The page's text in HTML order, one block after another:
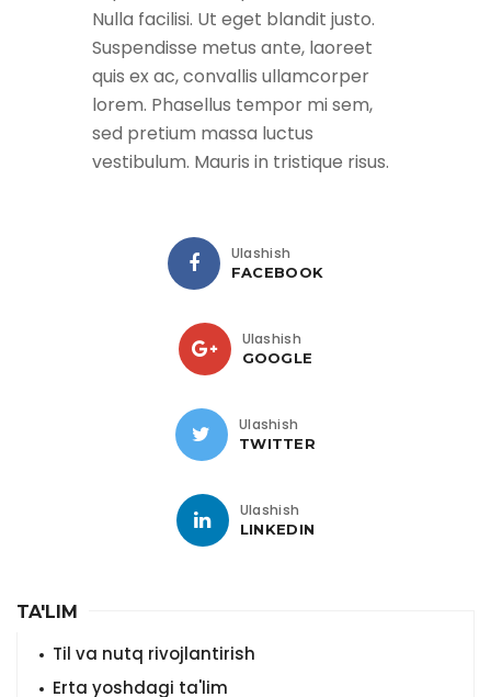
Nulla facilisi. Ut eget blandit justo.
Suspendisse metus ante, laoreet
quis ex ac, convallis ullamcorper
lorem. Phasellus tempor mi sem,
sed pretium massa luctus
vestibulum. Mauris in tristique risus.
Ulashish
FACEBOOK
Ulashish
GOOGLE
Ulashish
TWITTER
Ulashish
LINKEDIN
TA'LIM
Til va nutq rivojlantirish
Erta yoshdagi ta'lim